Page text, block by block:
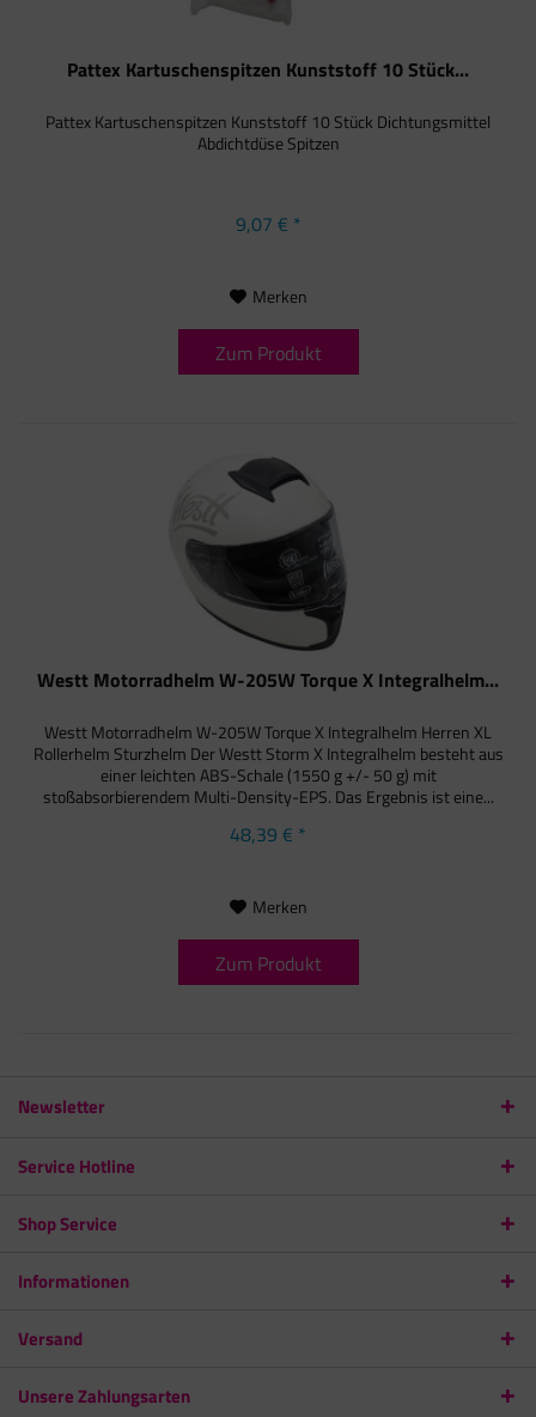
Pattex Kartuschenspitzen Kunststoff 10 Stück...
Pattex Kartuschenspitzen Kunststoff 10 Stück Dichtungsmittel
Abdichtdüse Spitzen
9,07 € *
Merken
Zum Produkt
Westt Motorradhelm W-205W Torque X Integralhelm...
Westt Motorradhelm W-205W Torque X Integralhelm Herren XL
Rollerhelm Sturzhelm Der Westt Storm X Integralhelm besteht aus
einer leichten ABS-Schale (1550 g +/- 50 g) mit
stoßabsorbierendem Multi-Density-EPS. Das Ergebnis ist eine...
48,39 € *
Merken
Zum Produkt
Newsletter
Service Hotline
Shop Service
Informationen
Versand
Unsere Zahlungsarten